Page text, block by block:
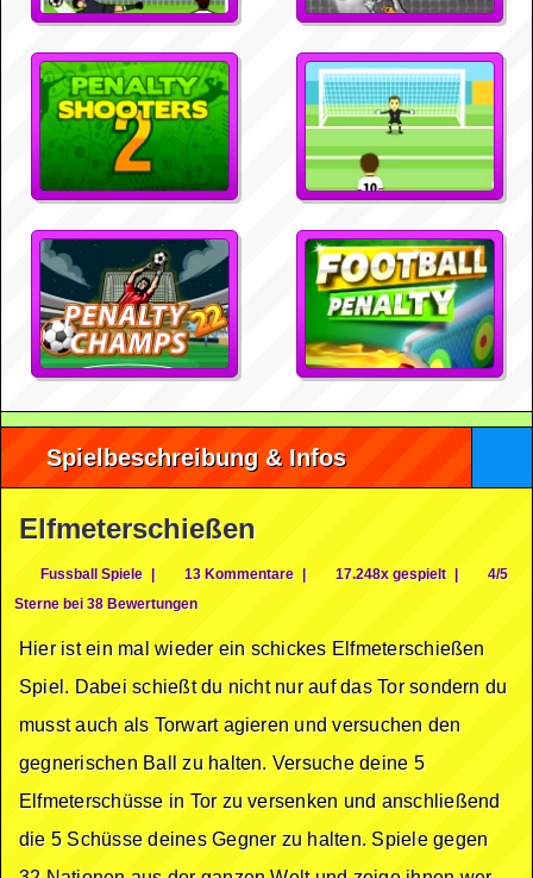
Spielbeschreibung & Infos
Elfmeterschießen
Fussball Spiele | 13 Kommentare | 17.248x gespielt |
4/5
Sterne bei 38 Bewertungen
Hier ist ein mal wieder ein schickes Elfmeterschießen
Spiel. Dabei schießt du nicht nur auf das Tor sondern du
musst auch als Torwart agieren und versuchen den
gegnerischen Ball zu halten. Versuche deine 5
Elfmeterschüsse in Tor zu versenken und anschließend
die 5 Schüsse deines Gegner zu halten. Spiele gegen